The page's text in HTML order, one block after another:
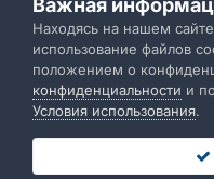
Политика
Powered
Важная
Находясь на нашем
использование файлов
положением о
конфиденциальности и
Условия использования.